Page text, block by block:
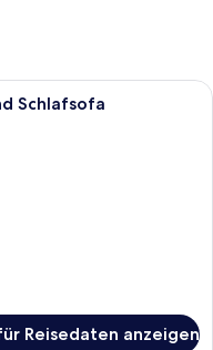
mit Bett,
Schlafsofa
Reisedaten anzeigen